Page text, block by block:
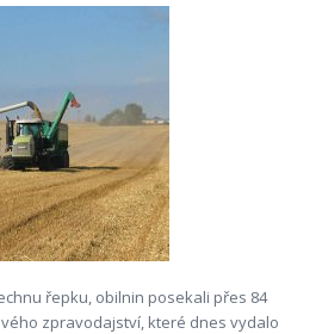
řepku, obilnin posekali přes 84
zpravodajství, které dnes vydalo